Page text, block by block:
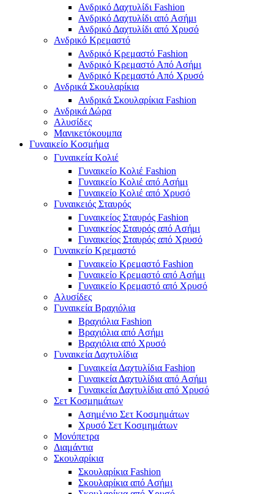
Ανδρικό Δαχτυλίδι Fashion
Ανδρικό Δαχτυλίδι από Ασήμι
Ανδρικό Δαχτυλίδι από Χρυσό
Ανδρικό Κρεμαστό
Ανδρικό Κρεμαστό Fashion
Ανδρικό Κρεμαστό Από Ασήμι
Ανδρικό Κρεμαστό Από Χρυσό
Ανδρικά Σκουλαρίκια
Ανδρικά Σκουλαρίκια Fashion
Ανδρικά Δώρα
Αλυσίδες
Μανικετόκουμπα
Γυναικείο Κοσμήμα
Γυναικεία Κολιέ
Γυναικείο Κολιέ Fashion
Γυναικείο Κολιέ από Ασήμι
Γυναικείο Κολιέ από Χρυσό
Γυναικειός Σταυρός
Γυναικείος Σταυρός Fashion
Γυναικείος Σταυρός από Ασήμι
Γυναικείος Σταυρός από Χρυσό
Γυναικείο Κρεμαστό
Γυναικείο Κρεμαστό Fashion
Γυναικείο Κρεμαστό από Ασήμι
Γυναικείο Κρεμαστό από Χρυσό
Αλυσίδες
Γυναικεία Βραχιόλια
Βραχιόλια Fashion
Βραχιόλια από Ασήμι
Βραχιόλια από Χρυσό
Γυναικεία Δαχτυλίδια
Γυναικεία Δαχτυλίδια Fashion
Γυναικεία Δαχτυλίδια από Ασήμι
Γυναικεία Δαχτυλίδια από Χρυσό
Σετ Κοσμημάτων
Ασημένιο Σετ Κοσμημάτων
Χρυσό Σετ Κοσμημάτων
Μονόπετρα
Διαμάντια
Σκουλαρίκια
Σκουλαρίκια Fashion
Σκουλαρίκια από Ασήμι